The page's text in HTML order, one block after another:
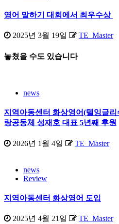
영어 말하기 대회에서 최우수상
2025년 3월 19일 TE_Master
놓쳤을 수도 있습니다
news
지역아동센터 화상영어(텔잉글
랑공동체 성재호 대표 5년째 후원
2026년 1월 4일 TE_Master
news
Review
지역아동센터 화상영어 도입
2025년 4월 21일 TE_Master